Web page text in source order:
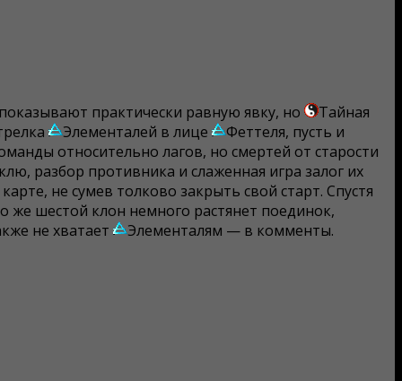
практически равную явку, но
Тайная
Элементалей в лице
Феттеля, пусть и
относительно лагов, но смертей от старости
разбор противника и слаженная игра залог их
не сумев толково закрыть свой старт. Спустя
же шестой клон немного растянет поединок,
не хватает
Элементалям — в комменты.